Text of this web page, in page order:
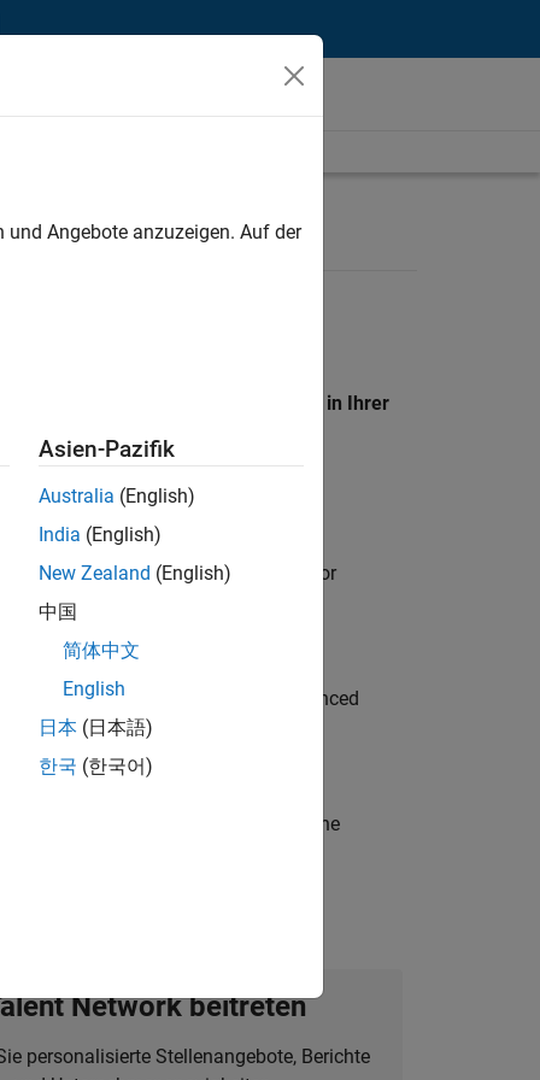
Standort, um alle Stellenangebote in Ihrer
MATLAB & Simulink workflows for
Energy technologies? Experienced
products and systems in the
Network beitreten
personalisierte Stellenangebote, Berichte
Angebote anzuzeigen. Auf der
Asien-Pazifik
Australia (English)
India (English)
New Zealand (English)
中国
简体中文
English
日本 (日本語)
한국 (한국어)